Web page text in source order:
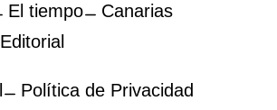
El tiempo
Canarias
Editorial
Política de Privacidad